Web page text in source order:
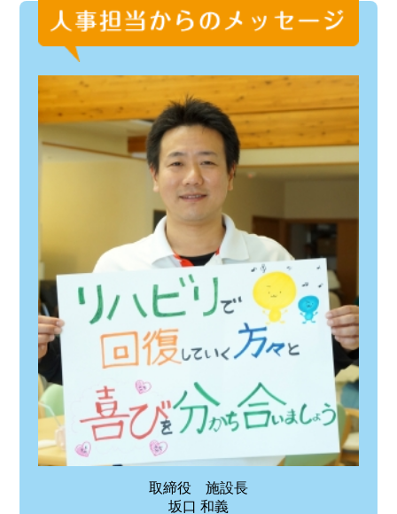
取締役 施設長
坂口 和義